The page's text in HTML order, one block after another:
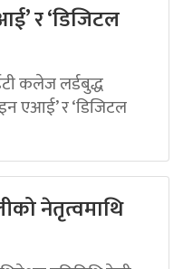
र ‘डिजिटल
कलेज लर्डबुद्ध
एआई’ र ‘डिजिटल
नेतृत्वमाथि